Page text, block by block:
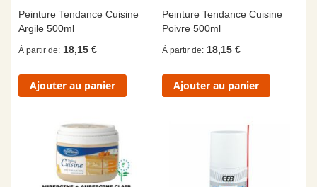
Peinture Tendance Cuisine
Argile 500ml
À partir de 18,15 €
Ajouter au panier
Peinture Tendance Cuisine
Poivre 500ml
À partir de 18,15 €
Ajouter au panier